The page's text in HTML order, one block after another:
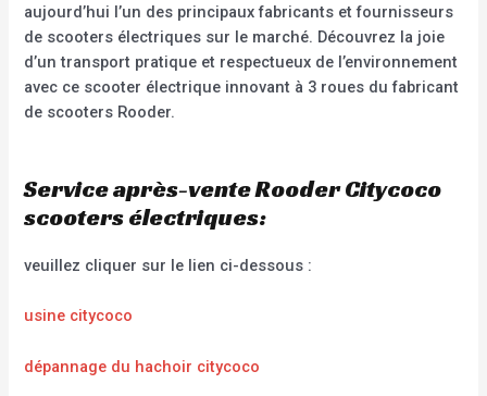
aujourd’hui l’un des principaux fabricants et fournisseurs
de scooters électriques sur le marché. Découvrez la joie
d’un transport pratique et respectueux de l’environnement
avec ce scooter électrique innovant à 3 roues du fabricant
de scooters Rooder.
Service après-vente Rooder Citycoco
scooters électriques:
veuillez cliquer sur le lien ci-dessous :
usine citycoco
dépannage du hachoir citycoco